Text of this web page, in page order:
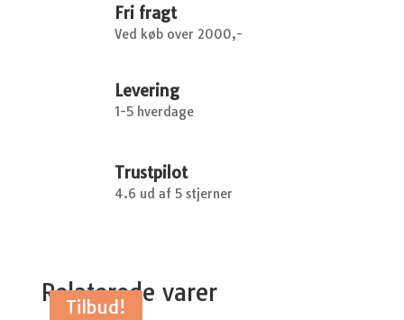
Fri fragt
Ved køb over 2000,-
Levering
1-5 hverdage
Trustpilot
4.6 ud af 5 stjerner
Relaterede varer
Tilbud!
Tilbud!